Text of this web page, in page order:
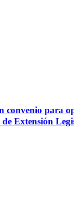
para
Extensión